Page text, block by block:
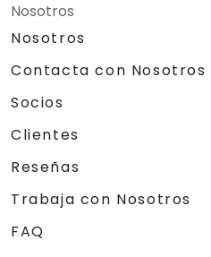
Nosotros
Nosotros
Contacta con Nosotros
Socios
Clientes
Reseñas
Trabaja con Nosotros
FAQ